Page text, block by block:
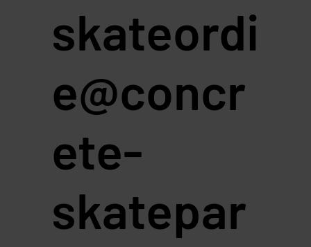
skateordi
e@concr
ete-
skatepar